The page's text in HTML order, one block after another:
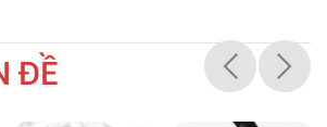
ĐỀ